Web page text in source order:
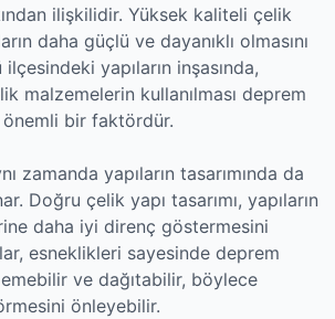
ilişkilidir. Yüksek kaliteli çelik
daha güçlü ve dayanıklı olmasını
yapıların inşasında,
malzemelerin kullanılması deprem
bir faktördür.
zamanda yapıların tasarımında da
Doğru çelik yapı tasarımı, yapıların
daha iyi direnç göstermesini
esneklikleri sayesinde deprem
emebilir ve dağıtabilir, böylece
önleyebilir.